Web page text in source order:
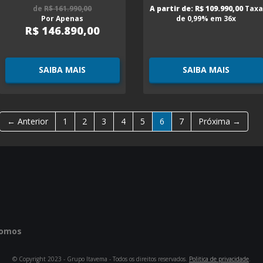
deR$ 161.990,00
Por Apenas
R$ 146.890,00
SAIBA MAIS
A partir de: R$ 109.990,00Taxa
de 0,99% em 36x
SAIBA MAIS
← Anterior 1 2 3 4 5 6 7 Próxima →
© Copyright 2023 - Grupo Itavema - Todos os direitos reservados. Politica de privacidade.